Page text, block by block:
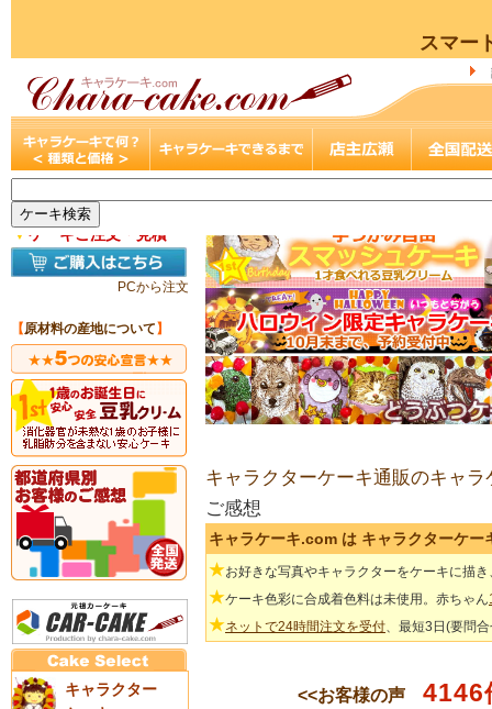
スマー
▼ケーキご注文・見積
PCから注文
【原材料の産地について 】
キャラクター
キャラクターケーキ通販のキャラ
ご感想
キャラケーキ.com は キャラクターケ
★お好きな写真やキャラクターをケーキに描
★ケーキ色彩に合成着色料は未使用。赤ちゃん
★ネットで24時間注文を受付、最短3日(要問
<<お客様の声 4146